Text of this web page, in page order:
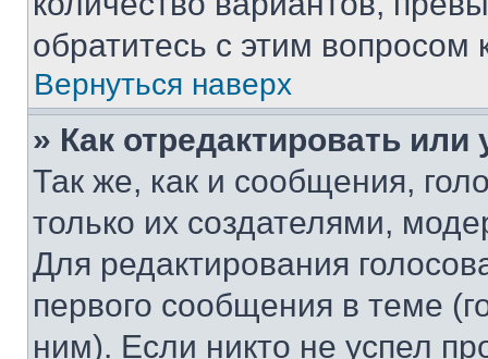
обратитесь с этим вопросом
Вернуться наверх
» Как отредактировать
Так же, как и сообщения,
только их создателями,
Для редактирования
первого сообщения в теме
ним). Если никто не успел